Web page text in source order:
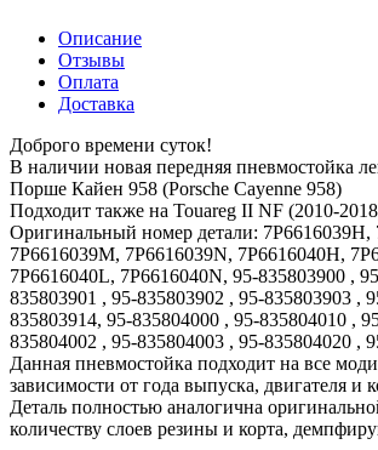
Описание
Отзывы
Оплата
Доставка
Доброго времени суток!
В наличии новая передняя пневмостойка
Порше Кайен 958 (Porsche Cayenne 958)
Подходит также на Touareg II NF (2010-
Оригинальный номер детали: 7P6616039H,
7P6616039M, 7P6616039N, 7P6616040H,
7P6616040L, 7P6616040N, 95-835803900 ,
835803901 , 95-835803902 , 95-835803903 ,
835803914, 95-835804000 , 95-835804010 ,
835804002 , 95-835804003 , 95-835804020 ,
Данная пневмостойка подходит на все
зависимости от года выпуска, двигателя и
Деталь полностью аналогична
количеству слоев резины и корта,